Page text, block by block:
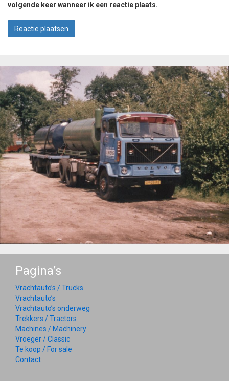
volgende keer wanneer ik een reactie plaats.
Pagina’s
Vrachtauto’s / Trucks
Vrachtauto’s
Vrachtauto’s onderweg
Trekkers / Tractors
Machines / Machinery
Vroeger / Classic
Te koop / For sale
Contact